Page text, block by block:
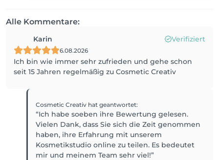
Alle Kommentare:
Karin Verifiziert
6.08.2026
Ich bin wie immer sehr zufrieden und gehe schon
seit 15 Jahren regelmäßig zu Cosmetic Creativ
Cosmetic Creativ hat geantwortet:
“Ich habe soeben ihre Bewertung gelesen.
Vielen Dank, dass Sie sich die Zeit genommen
haben, ihre Erfahrung mit unserem
Kosmetikstudio online zu teilen. Es bedeutet
mir und meinem Team sehr viel!”